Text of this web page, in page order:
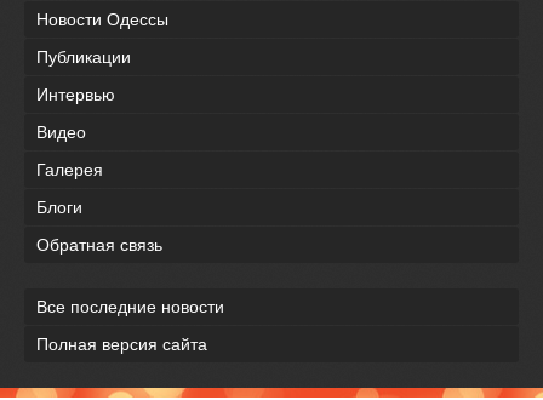
Новости Одессы
Публикации
Интервью
Видео
Галерея
Блоги
Обратная связь
Все последние новости
Полная версия сайта